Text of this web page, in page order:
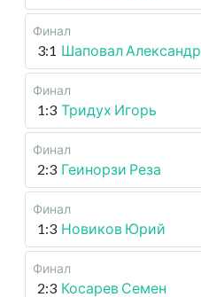
Финал
3:1 Шаповал Александр
Финал
1:3 Тридух Игорь
Финал
2:3 Геинорзи Реза
Финал
1:3 Новиков Юрий
Финал
2:3 Косарев Семен